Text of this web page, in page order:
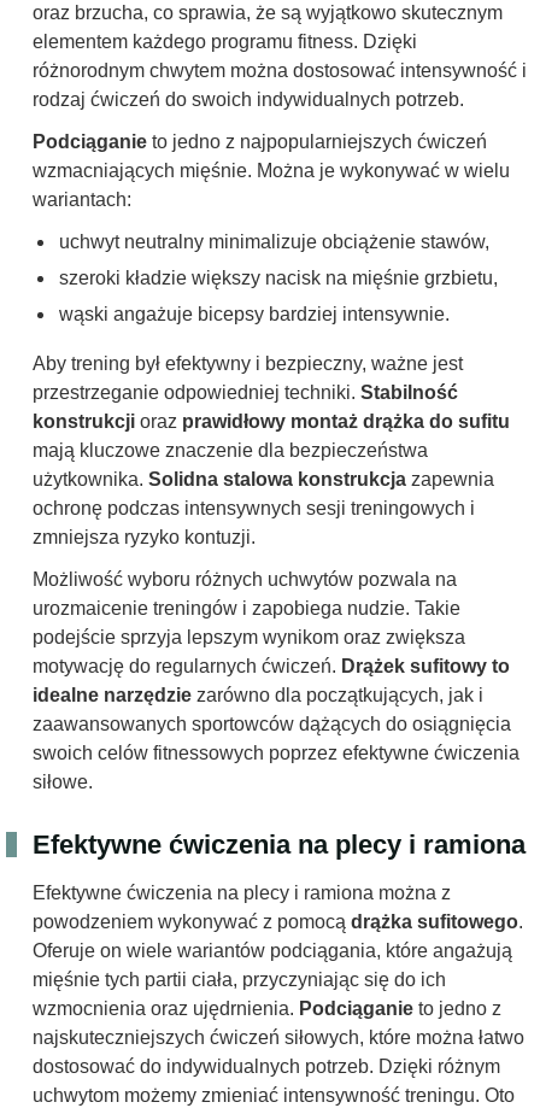
oraz brzucha, co sprawia, że są wyjątkowo skutecznym
elementem każdego programu fitness. Dzięki
różnorodnym chwytem można dostosować intensywność i
rodzaj ćwiczeń do swoich indywidualnych potrzeb.
Podciąganie to jedno z najpopularniejszych ćwiczeń
wzmacniających mięśnie. Można je wykonywać w wielu
wariantach:
uchwyt neutralny minimalizuje obciążenie stawów,
szeroki kładzie większy nacisk na mięśnie grzbietu,
wąski angażuje bicepsy bardziej intensywnie.
Aby trening był efektywny i bezpieczny, ważne jest
przestrzeganie odpowiedniej techniki. Stabilność
konstrukcji oraz prawidłowy montaż drążka do sufitu
mają kluczowe znaczenie dla bezpieczeństwa
użytkownika. Solidna stalowa konstrukcja zapewnia
ochronę podczas intensywnych sesji treningowych i
zmniejsza ryzyko kontuzji.
Możliwość wyboru różnych uchwytów pozwala na
urozmaicenie treningów i zapobiega nudzie. Takie
podejście sprzyja lepszym wynikom oraz zwiększa
motywację do regularnych ćwiczeń. Drążek sufitowy to
idealne narzędzie zarówno dla początkujących, jak i
zaawansowanych sportowców dążących do osiągnięcia
swoich celów fitnessowych poprzez efektywne ćwiczenia
siłowe.
Efektywne ćwiczenia na plecy i ramiona
Efektywne ćwiczenia na plecy i ramiona można z
powodzeniem wykonywać z pomocą drążka sufitowego.
Oferuje on wiele wariantów podciągania, które angażują
mięśnie tych partii ciała, przyczyniając się do ich
wzmocnienia oraz ujędrnienia. Podciąganie to jedno z
najskuteczniejszych ćwiczeń siłowych, które można łatwo
dostosować do indywidualnych potrzeb. Dzięki różnym
uchwytom możemy zmieniać intensywność treningu. Oto